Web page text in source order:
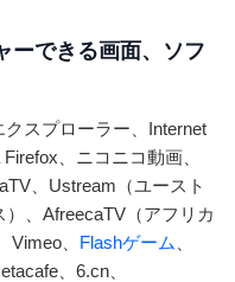
ーできる画面、ソフ
スプローラー、Internet
、ニコニコ動画、
、Ustream（ユースト
、AfreecaTV（アフリカ
、Vimeo、 Flashゲーム
、6.cn、